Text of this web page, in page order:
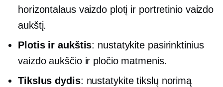
horizontalaus vaizdo plotį ir portretinio vaizdo
aukštį.
Plotis ir aukštis: nustatykite pasirinktinius
vaizdo aukščio ir pločio matmenis.
Tikslus dydis: nustatykite tikslų norimą